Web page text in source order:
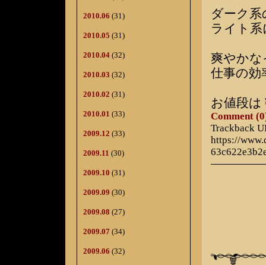
2010.06 (31)
2010.05 (31)
2010.04 (32)
2010.03 (32)
2010.02 (31)
2010.01 (33)
2009.12 (33)
2009.11 (30)
2009.10 (31)
2009.09 (30)
2009.08 (27)
2009.07 (34)
2009.06 (32)
ダーク
ライト
爽やかな
仕事の効
お値段は
Comment
Trackback
https://